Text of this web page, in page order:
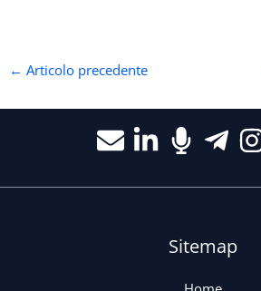
← Articolo precedente
Sitemap